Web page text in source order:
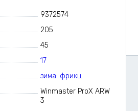
9372574
205
45
17
зима: фрикц.
Winmaster ProX ARW
3